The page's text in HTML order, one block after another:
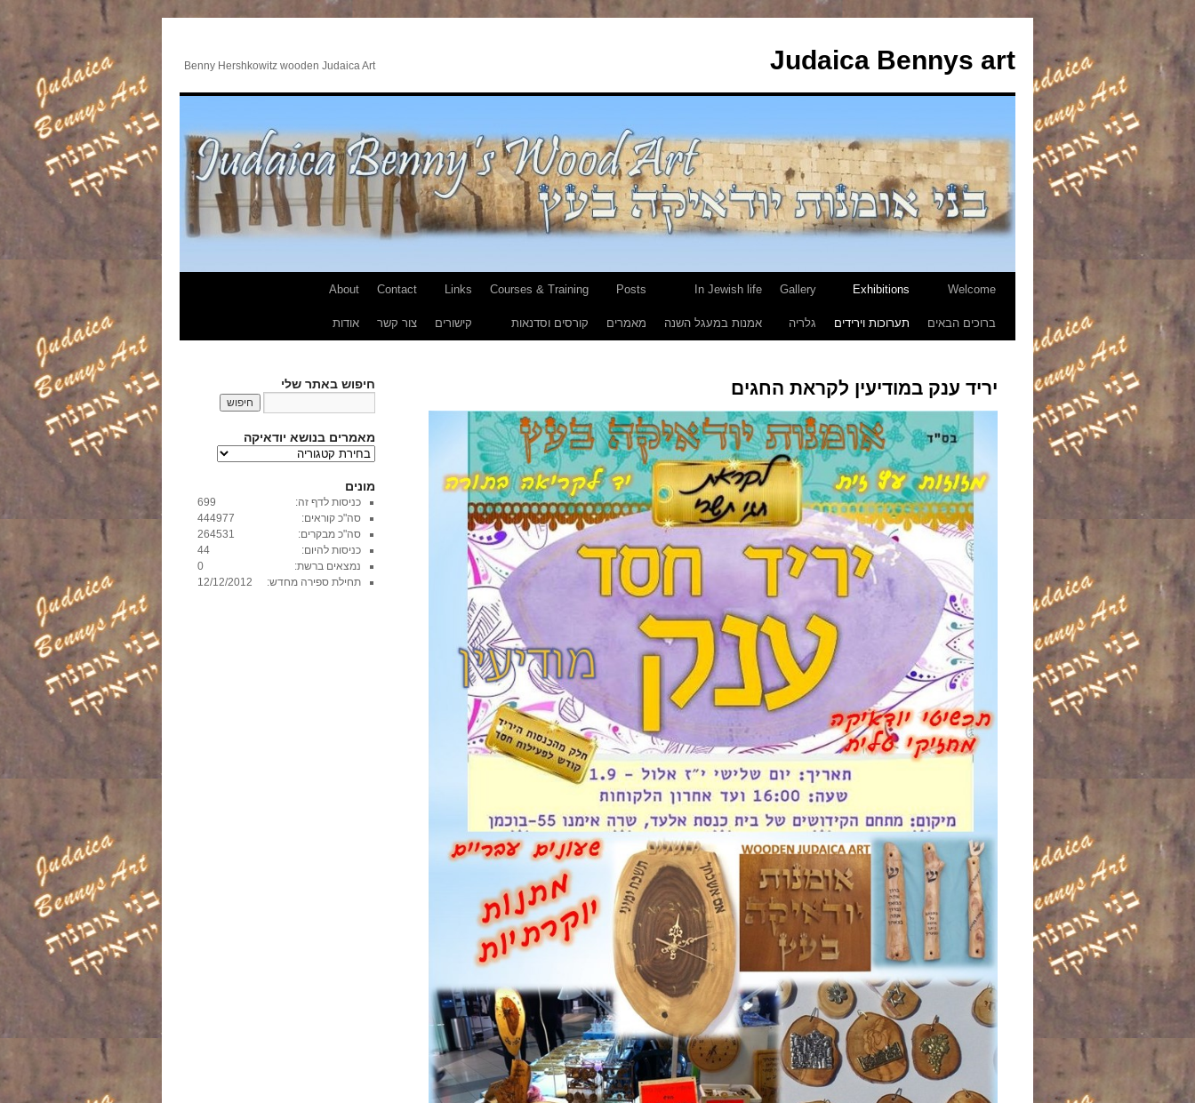
Judaica Bennys art
Benny Hershkowitz wooden Judaica Art
לדלג
לתוכן
Welcome
ברוכים הבאים
Exhibitions
תערוכות וירידים
Gallery
גלריה
In Jewish life
אמנות במעגל השנה
Posts
מאמרים
Courses & Training
קורסים וסדנאות
Links
קישורים
Contact
צור קשר
About
אודות
יריד ענק במודיעין לקראת החגים חיפוש באתר שלי
מאמרים בנושא יודאיקה
מ
מ
ר
י
ם
ב
נ
ו
מונים
699
כניסות לדף זה:
444977
סה"כ קוראים:
264531
סה"כ מבקרים:
44
כניסות להיום:
0
נמצאים ברשת:
12/12/2012
תחילת ספירה מחדש: